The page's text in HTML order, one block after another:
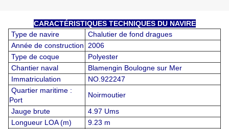
CARACTÉRISTIQUES TECHNIQUES DU NAVIRE
Type de navire
Chalutier de fond dragues
Année de construction
2006
Type de coque
Polyester
Chantier naval
Blamengin Boulogne sur Mer
Immatriculation
NO.922247
Quartier maritime :
Port
Noirmoutier
Jauge brute
4.97 Ums
Longueur LOA (m)
9.23 m